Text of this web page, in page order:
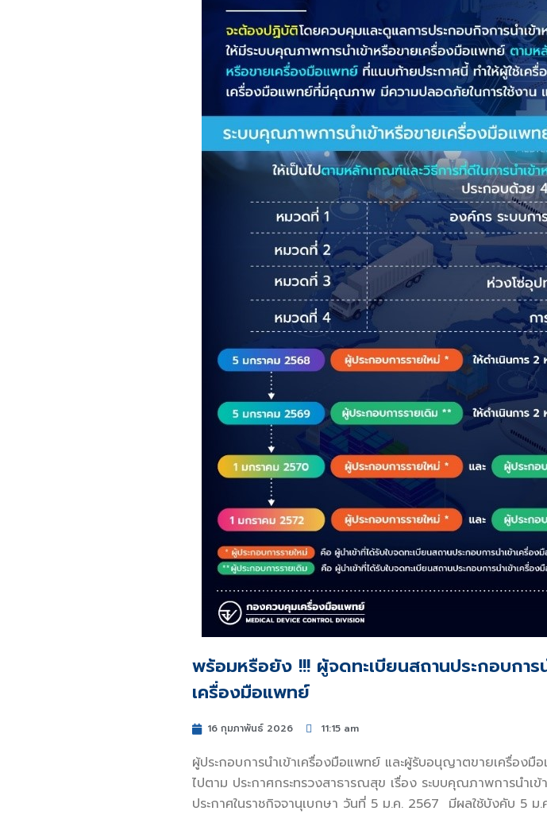
พร้อมหรือยัง !!! ผู้จดทะเบียนสถานประกอบกา
เครื่องมือแพทย์
16 กุมภาพันธ์ 2026 11:15 am
ผู้ประกอบการนำเข้าเครื่องมือแพทย์ และผู้รับอนุญาตขายเครื่องมื
ไปตาม ประกาศกระทรวงสาธารณสุข เรื่อง ระบบคุณภาพการนำ
ประกาศในราชกิจจานุเบกษา วันที่ 5 ม.ค. 2567 มีผลใช้บังคับ 5 ม.